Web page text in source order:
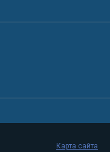
Карта сайта